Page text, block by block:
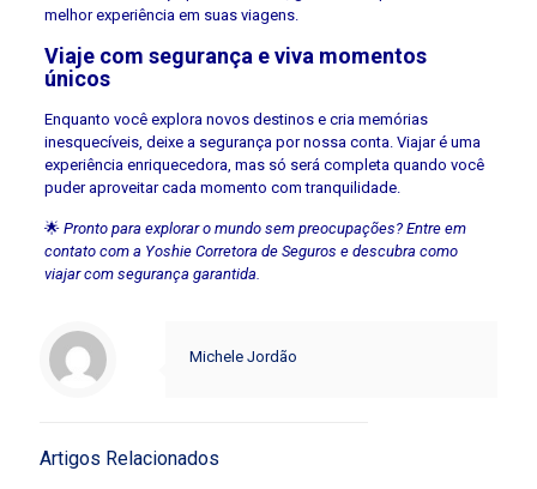
melhor experiência em suas viagens.
Viaje com segurança e viva momentos
únicos
Enquanto você explora novos destinos e cria memórias
inesquecíveis, deixe a segurança por nossa conta. Viajar é uma
experiência enriquecedora, mas só será completa quando você
puder aproveitar cada momento com tranquilidade.
🌟 Pronto para explorar o mundo sem preocupações? Entre em
contato com a Yoshie Corretora de Seguros e descubra como
viajar com segurança garantida.
Michele Jordão
Artigos Relacionados